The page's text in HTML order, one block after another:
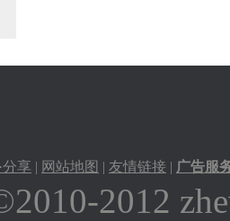
分享 | 网站地图 | 友情链接 | 广告服
2012